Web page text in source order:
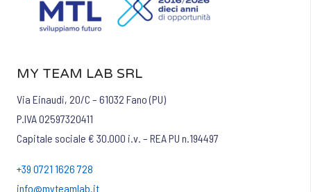
MY TEAM LAB SRL
Via Einaudi, 20/C – 61032 Fano (PU)
P.IVA 02597320411
Capitale sociale € 30.000 i.v. – REA PU n.194497
+39 0721 1626 728
info@myteamlab.it